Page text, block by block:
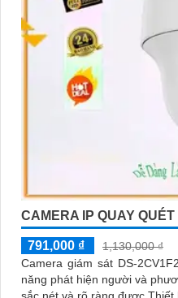
CAMERA IP QUAY
791,000 ₫
1,130,000 ₫
Camera giám sát DS-
năng phát hiện người và
sắc nét và rõ ràng được Thiết